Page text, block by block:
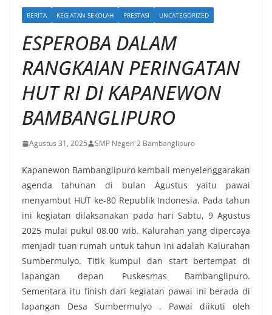
BERITA KEGIATAN SEKOLAH PRESTASI UNCATEGORIZED
ESPEROBA DALAM
RANGKAIAN PERINGATAN
HUT RI DI KAPANEWON
BAMBANGLIPURO
Agustus 31, 2025 SMP Negeri 2 Bambanglipuro
Kapanewon Bambanglipuro kembali menyelenggarakan
agenda tahunan di bulan Agustus yaitu pawai
menyambut HUT ke-80 Republik Indonesia. Pada tahun
ini kegiatan dilaksanakan pada hari Sabtu, 9 Agustus
2025 mulai pukul 08.00 wib. Kalurahan yang dipercaya
menjadi tuan rumah untuk tahun ini adalah Kalurahan
Sumbermulyo. Titik kumpul dan start bertempat di
lapangan depan Puskesmas Bambanglipuro.
Sementara itu finish dari kegiatan pawai ini berada di
lapangan Desa Sumbermulyo . Pawai diikuti oleh